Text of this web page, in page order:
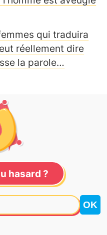
qui traduira
réellement dire
la parole…
hasard ?